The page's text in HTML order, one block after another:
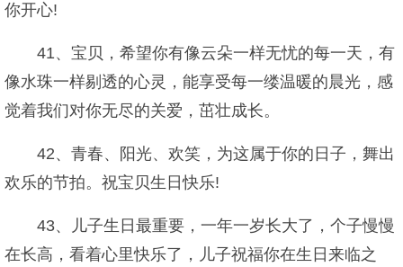
你开心!
41、宝贝，希望你有像云朵一样无忧的每一天，有
像水珠一样剔透的心灵，能享受每一缕温暖的晨光，感
觉着我们对你无尽的关爱，茁壮成长。
42、青春、阳光、欢笑，为这属于你的日子，舞出
欢乐的节拍。祝宝贝生日快乐!
43、儿子生日最重要，一年一岁长大了，个子慢慢
在长高，看着心里快乐了，儿子祝福你在生日来临之